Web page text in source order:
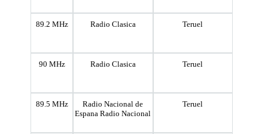
89.2 MHz Radio Clasica Teruel
90 MHz Radio Clasica Teruel
89.5 MHz
Radio Nacional de
Espana Radio Nacional
Teruel